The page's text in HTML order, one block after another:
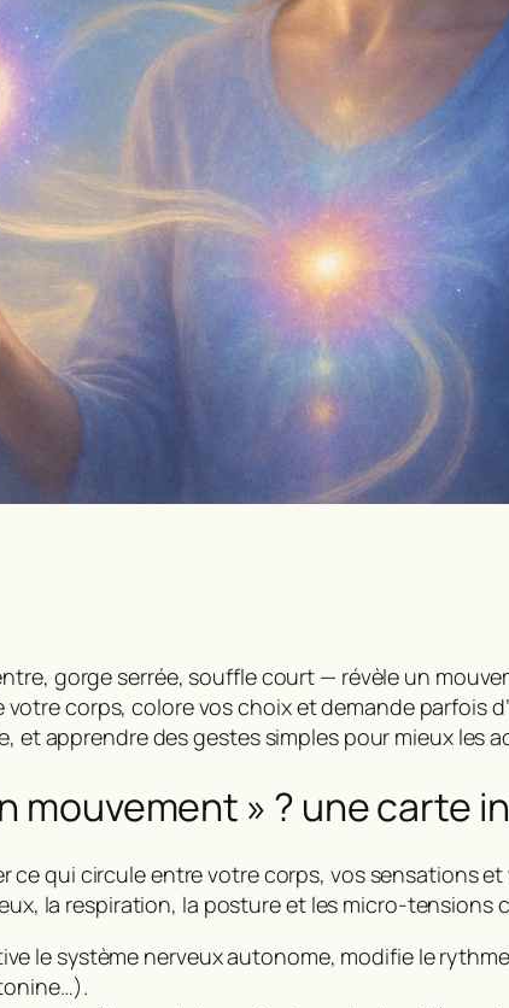
gorge serrée, souffle court — révèle un
corps, colore vos choix et demande parfois
et apprendre des gestes simples pour mieux les
mouvement » ? une carte
ce qui circule entre votre corps, vos sensations
la respiration, la posture et les micro-tensions
le système nerveux autonome, modifie le